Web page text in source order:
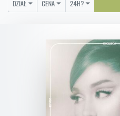
DZIAŁ CENA 24H?